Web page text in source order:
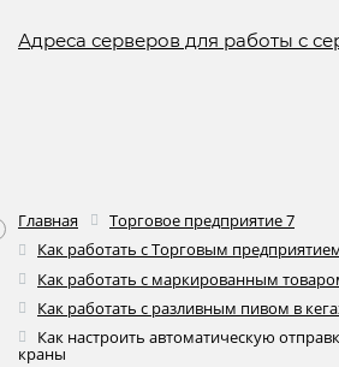
Адреса серверов для работы с
Главная
Торговое предприятие 7
Как работать с Торговым
Как работать с маркированным
Как работать с разливным пивом в
Как настроить автоматическую
краны